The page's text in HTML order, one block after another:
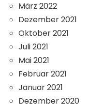
März 2022
Dezember 2021
Oktober 2021
Juli 2021
Mai 2021
Februar 2021
Januar 2021
Dezember 2020